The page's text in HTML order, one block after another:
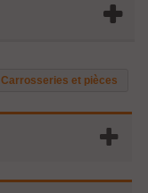
Carrosseries et pièces